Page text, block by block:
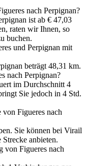
nach Perpignan?
ist ab € 47,03
raten wir Ihnen, so
buchen.
und Perpignan mit
beträgt 48,31 km.
nach Perpignan?
im Durchschnitt 4
Sie jedoch in 4 Std.
von Figueres nach
Sie können bei Virail
anbieten.
von Figueres nach